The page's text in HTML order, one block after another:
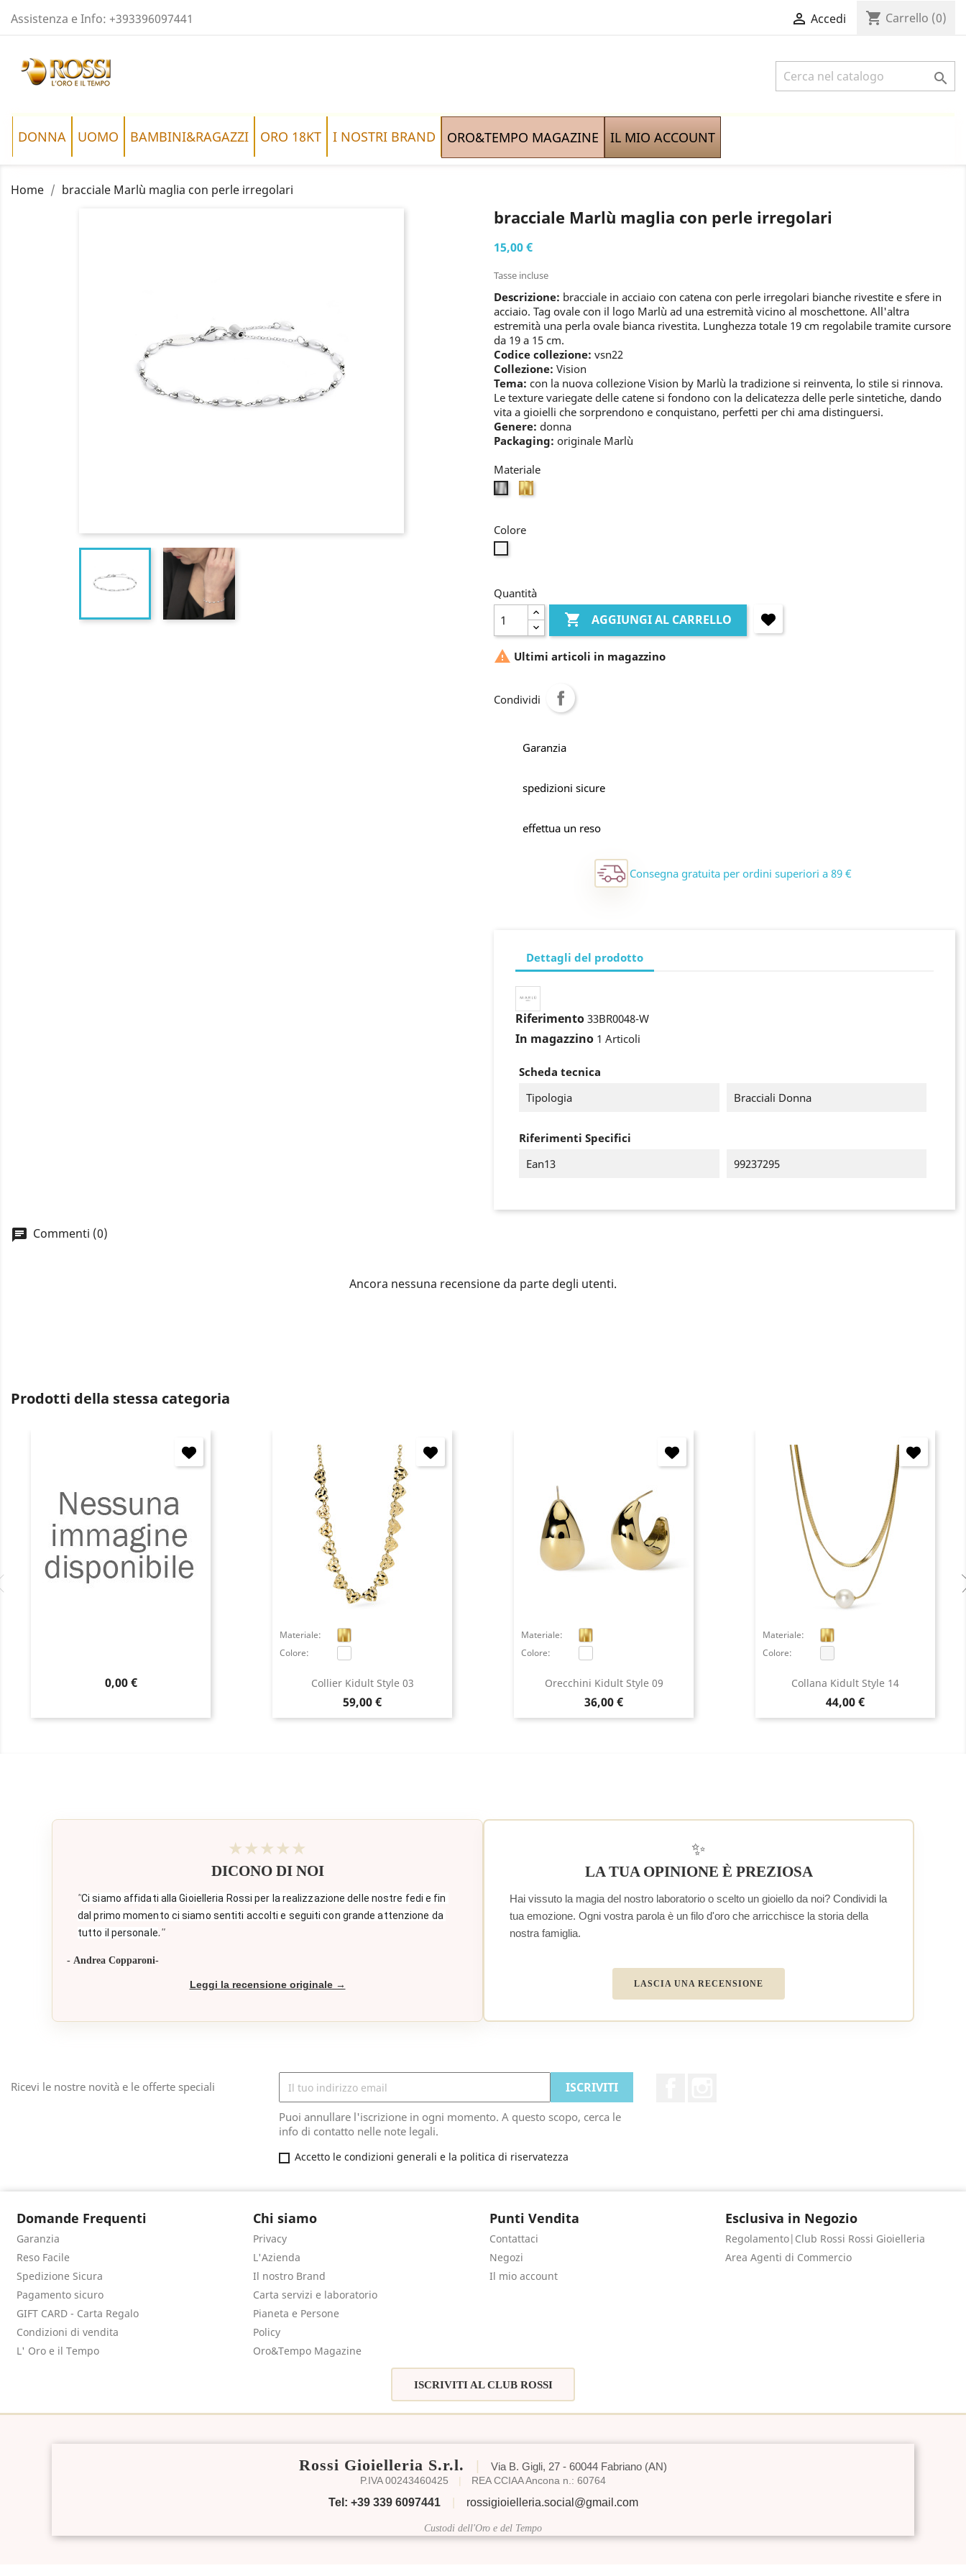
Assistenza e Info: +393396097441  Accedi shopping_cart Carrello (0)

DONNA UOMO BAMBINI&RAGAZZI ORO 18KT I NOSTRI BRAND ORO&TEMPO MAGAZINE IL MIO ACCOUNT
Home bracciale Marlù maglia con perle irregolari
bracciale Marlù maglia con perle irregolari
15,00 €
Tasse incluse
Descrizione: bracciale in acciaio con catena con perle irregolari bianche rivestite e sfere in
acciaio. Tag ovale con il logo Marlù ad una estremità vicino al moschettone. All'altra
estremità una perla ovale bianca rivestita. Lunghezza totale 19 cm regolabile tramite cursore
da 19 a 15 cm.
Codice collezione: vsn22
Collezione: Vision
Tema: con la nuova collezione Vision by Marlù la tradizione si reinventa, lo stile si rinnova.
Le texture variegate delle catene si fondono con la delicatezza delle perle sintetiche, dando
vita a gioielli che sorprendono e conquistano, perfetti per chi ama distinguersi.
Genere: donna
Packaging: originale Marlù
Materiale
bianco
Colore
Quantità
 AGGIUNGI AL CARRELLO
 Ultimi articoli in magazzino
Condividi
Garanzia
spedizioni sicure
effettua un reso
Consegna gratuita per ordini superiori a 89 €
Dettagli del prodotto
Riferimento 33BR0048-W
In magazzino 1 Articoli
Scheda tecnica
Tipologia
Bracciali Donna
Riferimenti Specifici
Ean13
99237295
Commenti (0)
Ancora nessuna recensione da parte degli utenti.
Prodotti della stessa categoria
Prezzo
0,00 € Collier Kidult Style 03
Prezzo
59,00 €
Materiale:
Colore:
Orecchini Kidult Style 09
Prezzo
36,00 €
Materiale:
Colore:
Collana Kidult Style 14
Prezzo
44,00 €
Materiale:
Colore:
★★★★★
DICONO DI NOI
"Ci siamo affidati alla Gioielleria Rossi per la realizzazione delle nostre fedi e fin
dal primo momento ci siamo sentiti accolti e seguiti con grande attenzione da
tutto il personale."
- Andrea Copparoni-
Leggi la recensione originale →
✨
LA TUA OPINIONE È PREZIOSA
Hai vissuto la magia del nostro laboratorio o scelto un gioiello da noi? Condividi la
tua emozione. Ogni vostra parola è un filo d'oro che arricchisce la storia della
nostra famiglia.
LASCIA UNA RECENSIONE
Ricevi le nostre novità e le offerte speciali
Puoi annullare l'iscrizione in ogni momento. A questo scopo, cerca le
info di contatto nelle note legali.
Accetto le condizioni generali e la politica di riservatezza
Domande Frequenti
Garanzia
Reso Facile
Spedizione Sicura
Pagamento sicuro
GIFT CARD - Carta Regalo
Condizioni di vendita
L' Oro e il Tempo
Chi siamo
Privacy
L'Azienda
Il nostro Brand
Carta servizi e laboratorio
Pianeta e Persone
Policy
Oro&Tempo Magazine
Punti Vendita
Contattaci
Negozi
Il mio account
Esclusiva in Negozio
Regolamento|Club Rossi Rossi Gioielleria
Area Agenti di Commercio
ISCRIVITI AL CLUB ROSSI
Rossi Gioielleria S.r.l. Via B. Gigli, 27 - 60044 Fabriano (AN)
P.IVA 00243460425 REA CCIAA Ancona n.: 60764
Tel: +39 339 6097441 rossigioielleria.social@gmail.com
Custodi dell'Oro e del Tempo
You need to be logged in to save products in your wish list.